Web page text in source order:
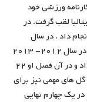
ورزشی خود
سال ایتالیا لقب گرفت. در
رم انجام داد . در سال
۲۰۱۲ او قرار داد تازه و ۵ ساله ای را رم امضا کرد. در سال ۲۰۱۲- ۲۰۱۳
او کمی افت کرد و سرمربی وقت رم به او کمتر بازی داد و در آن فصل او ۲۲
های مهمی نیز برای
تیم رم زد.او برای اولین بار در فصل ۲۰۱۷-۲۰۱۸ در یک چهارم نهایی